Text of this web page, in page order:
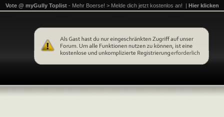
Vote @ myGully Toplist - Mehr Boerse! > Melde dich jetzt kostenlos an! | Hier klicken